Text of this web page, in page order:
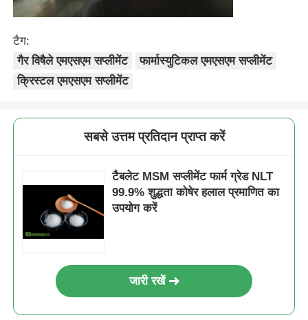
टैग:
गैर विषैले एमएसएम सप्लीमेंट
फार्मास्युटिकल एमएसएम सप्लीमेंट
क्रिस्टल एमएसएम सप्लीमेंट
सबसे उत्तम प्रतिदान प्राप्त करें
टैबलेट MSM सप्लीमेंट फार्म ग्रेड NLT
99.9% शुद्धता कोषेर हलाल प्रमाणित का
उपयोग करें
जारी रखें